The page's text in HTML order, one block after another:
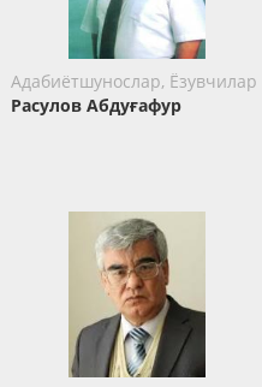
Адабиётшунослар, Ёзувчилар
Расулов Абдуғафур